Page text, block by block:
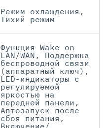
Режим охлаждения,
Тихий режим
Функция Wake on
LAN/WAN, Поддержка
беспроводной связи
(аппаратный ключ),
LED-индикаторы с
регулируемой
яркостью на
передней панели,
Автозапуск после
сбоя питания,